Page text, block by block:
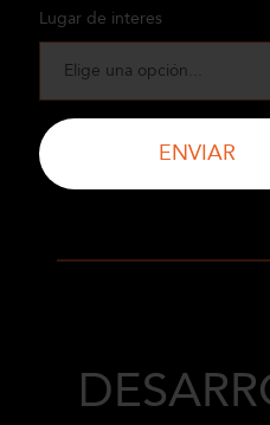
Lugar de interes
ENVIAR